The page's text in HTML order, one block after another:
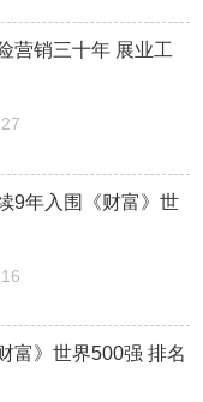
营销三十年 展业工
9年入围《财富》世
富》世界500强 排名